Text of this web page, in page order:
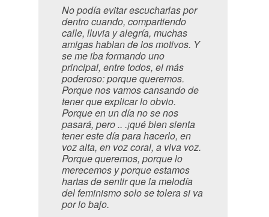
No podía evitar escucharlas por
dentro cuando, compartiendo
calle, lluvia y alegría, muchas
amigas hablan de los motivos. Y
se me iba formando uno
principal, entre todos, el más
poderoso: porque queremos.
Porque nos vamos cansando de
tener que explicar lo obvio.
Porque en un día no se nos
pasará, pero .. .¡qué bien sienta
tener este día para hacerlo, en
voz alta, en voz coral, a viva voz.
Porque queremos, porque lo
merecemos y porque estamos
hartas de sentir que la melodía
del feminismo solo se tolera si va
por lo bajo.